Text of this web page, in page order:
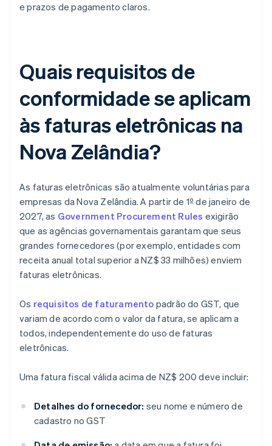
e prazos de pagamento claros.
Quais requisitos de
conformidade se aplicam
às faturas eletrônicas na
Nova Zelândia?
As faturas eletrônicas são atualmente voluntárias para
empresas da Nova Zelândia. A partir de 1º de janeiro de
2027, as Government Procurement Rules exigirão
que as agências governamentais garantam que seus
grandes fornecedores (por exemplo, entidades com
receita anual total superior a NZ$ 33 milhões) enviem
faturas eletrônicas.
Os requisitos de faturamento padrão do GST, que
variam de acordo com o valor da fatura, se aplicam a
todos, independentemente do uso de faturas
eletrônicas.
Uma fatura fiscal válida acima de NZ$ 200 deve incluir:
Detalhes do fornecedor: seu nome e número de
cadastro no GST